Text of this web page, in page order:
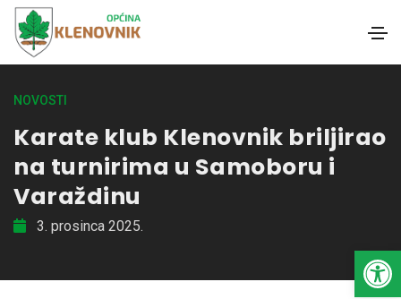
Open toolbar
NOVOSTI
Karate klub Klenovnik briljirao
na turnirima u Samoboru i
Varaždinu
3. prosinca 2025.